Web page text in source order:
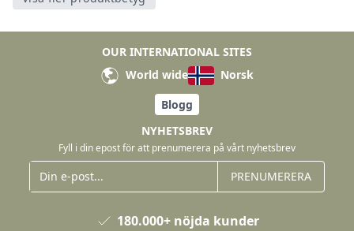
OUR INTERNATIONAL SITES
World wide
Norsk
Blogg
NYHETSBREV
Fyll i din epost för att prenumerera på vårt nyhetsbrev
PRENUMERERA
180.000+ nöjda kunder